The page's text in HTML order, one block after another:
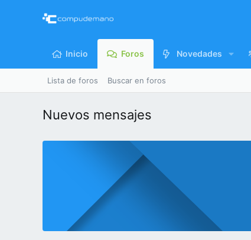
Inicio Foros Novedades
Lista de foros Buscar en foros
Nuevos mensajes